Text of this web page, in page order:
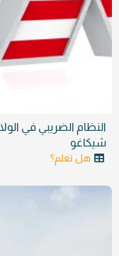
النظام الضريبي في
شيكاغو
هل تعلم؟